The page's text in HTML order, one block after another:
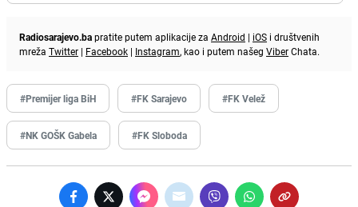
Radiosarajevo.bapratite putem aplikacije za Android | iOS i društvenih
mreža Twitter | Facebook | Instagram, kao i putem našeg ViberChata.
#Premijer liga BiH #FK Sarajevo #FK Velež
#NK GOŠK Gabela #FK Sloboda